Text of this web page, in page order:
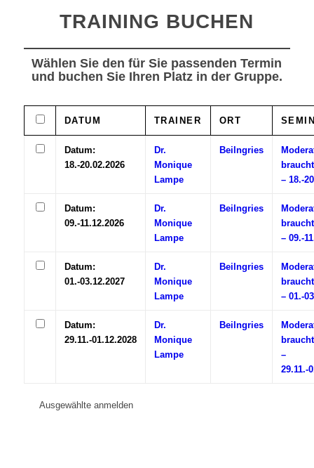
TRAINING BUCHEN
Wählen Sie den für Sie passenden Termin
und buchen Sie Ihren Platz in der Gruppe.
DATUM TRAINER ORT
Datum:
18.-20.02.2026
Dr.
Monique
Lampe
Beilngries
– 18.-
Datum:
09.-11.12.2026
Dr.
Monique
Lampe
Beilngries
– 09.-
Datum:
01.-03.12.2027
Dr.
Monique
Lampe
Beilngries
– 01.-
Datum:
29.11.-01.12.2028
Dr.
Monique
Lampe
Beilngries
–
29.11.-
Ausgewählte anmelden